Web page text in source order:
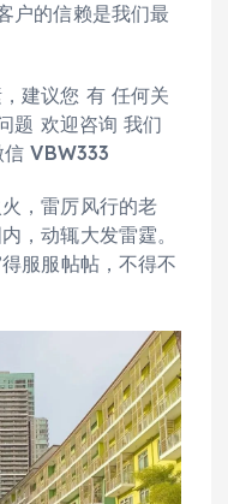
户的信赖是我们最
建议您 有 任何关
题 欢迎咨询 我们
VBW333
，雷厉风行的老
，动辄大发雷霆。
服服帖帖，不得不